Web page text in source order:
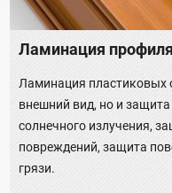
Ламинация профиля
Ламинация пластиковых
внешний вид, но и
солнечного излучения,
повреждений, защита
грязи.